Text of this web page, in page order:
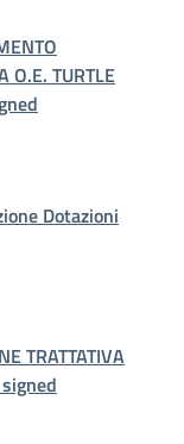
O.E. TURTLE
Dotazioni
TRATTATIVA
signed